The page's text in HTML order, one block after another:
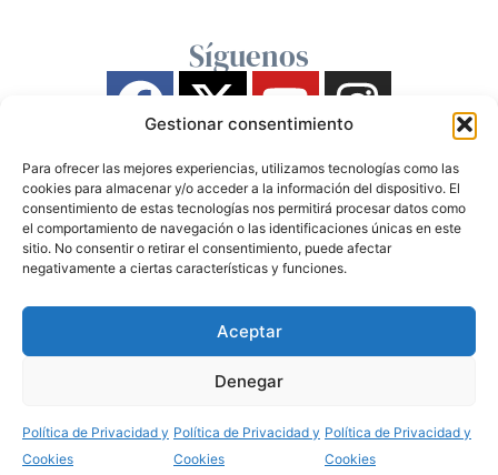
Gestionar consentimiento
Para ofrecer las mejores experiencias, utilizamos tecnologías como las
cookies para almacenar y/o acceder a la información del dispositivo. El
consentimiento de estas tecnologías nos permitirá procesar datos como
el comportamiento de navegación o las identificaciones únicas en este
sitio. No consentir o retirar el consentimiento, puede afectar
negativamente a ciertas características y funciones.
Aceptar
Denegar
Política de Privacidad y
Cookies
Política de Privacidad y
Cookies
Política de Privacidad y
Cookies
Síguenos